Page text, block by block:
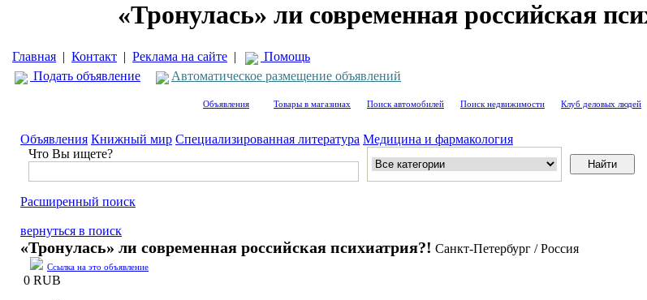
«Тронулась» ли современная российская
Главная | Контакт | Реклама на сайте |
Помощь
Подать объявление
Автоматическое размещение объявлений
Объявления Товары в магазинах Поиск автомобилей Поиск недвижимости Клуб деловых людей
Объявления Книжный мир Специализированная литература Медицина и фармакология
Что Вы ищете?
Расширенный поиск
вернуться в поиск
«Тронулась» ли современная российская психиатрия?! Санкт-Петербург / Россия
Ссылка на это объявление
0 RUB